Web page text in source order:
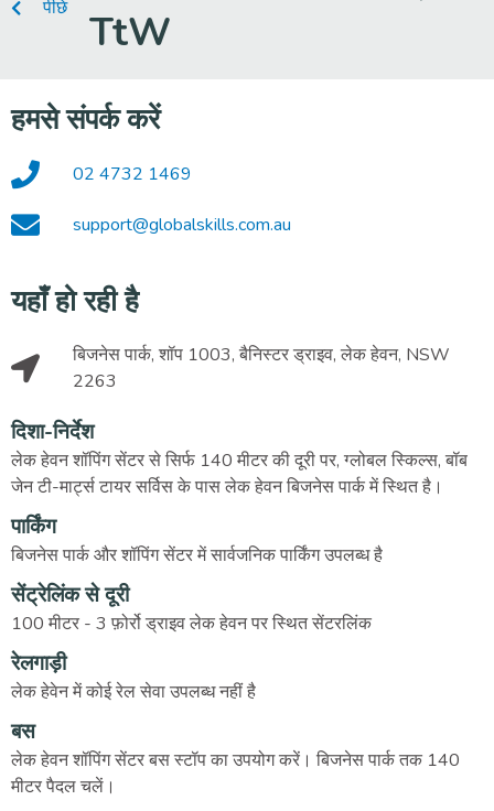
पीछे
TtW
हमसे संपर्क करें
02 4732 1469
support@globalskills.com.au
यहाँ हो रही है
बिजनेस पार्क, शॉप 1003, बैनिस्टर ड्राइव, लेक हेवन, NSW
2263
दिशा-निर्देश
लेक हेवन शॉपिंग सेंटर से सिर्फ 140 मीटर की दूरी पर, ग्लोबल स्किल्स, बॉब
जेन टी-मार्ट्स टायर सर्विस के पास लेक हेवन बिजनेस पार्क में स्थित है।
पार्किंग
बिजनेस पार्क और शॉपिंग सेंटर में सार्वजनिक पार्किंग उपलब्ध है
सेंट्रेलिंक से दूरी
100 मीटर - 3 फ़ोर्रो ड्राइव लेक हेवन पर स्थित सेंटरलिंक
रेलगाड़ी
लेक हेवेन में कोई रेल सेवा उपलब्ध नहीं है
बस
लेक हेवन शॉपिंग सेंटर बस स्टॉप का उपयोग करें। बिजनेस पार्क तक 140
मीटर पैदल चलें।